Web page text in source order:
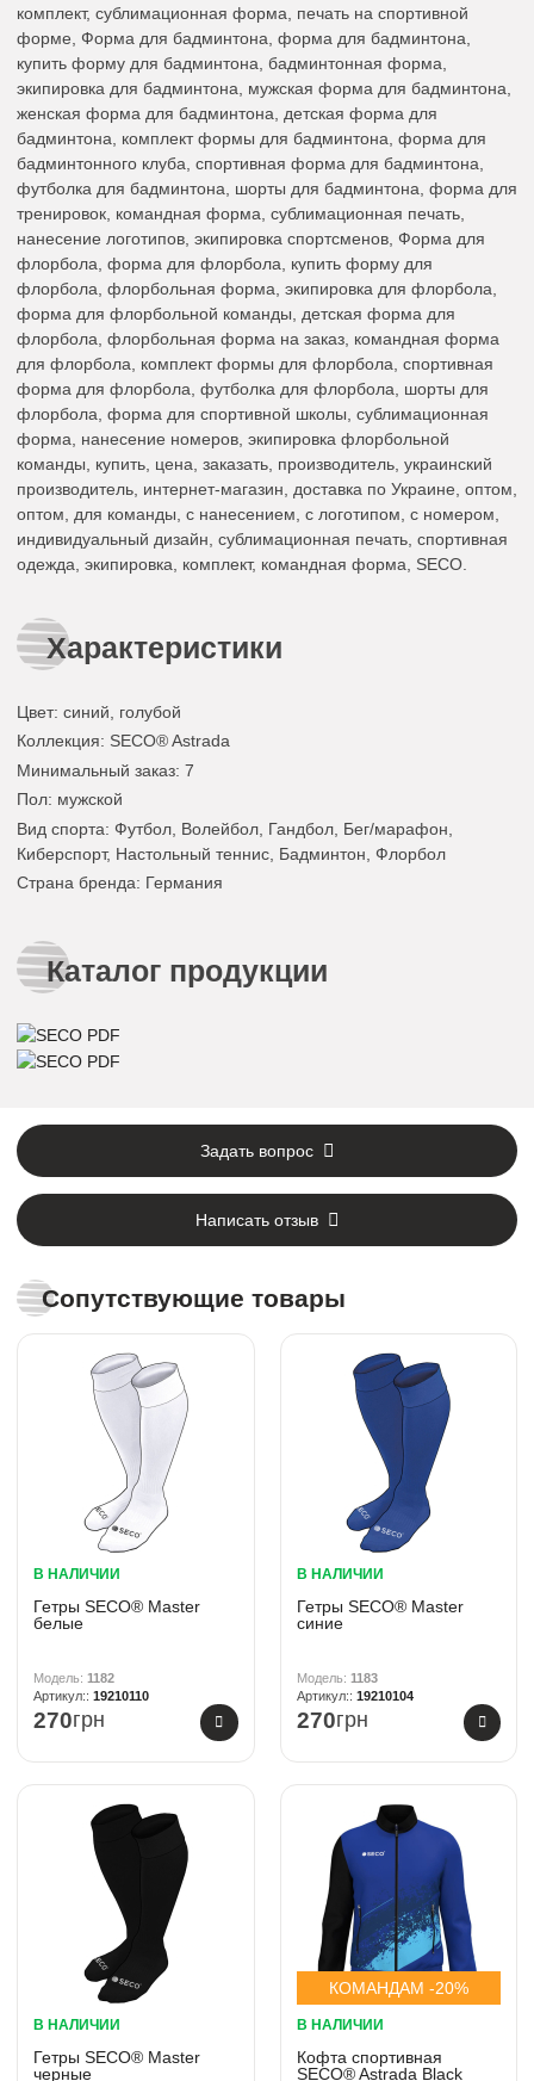
комплект, сублимационная форма, печать на спортивной
форме, Форма для бадминтона, форма для бадминтона,
купить форму для бадминтона, бадминтонная форма,
экипировка для бадминтона, мужская форма для бадминтона,
женская форма для бадминтона, детская форма для
бадминтона, комплект формы для бадминтона, форма для
бадминтонного клуба, спортивная форма для бадминтона,
футболка для бадминтона, шорты для бадминтона, форма для
тренировок, командная форма, сублимационная печать,
нанесение логотипов, экипировка спортсменов, Форма для
флорбола, форма для флорбола, купить форму для
флорбола, флорбольная форма, экипировка для флорбола,
форма для флорбольной команды, детская форма для
флорбола, флорбольная форма на заказ, командная форма
для флорбола, комплект формы для флорбола, спортивная
форма для флорбола, футболка для флорбола, шорты для
флорбола, форма для спортивной школы, сублимационная
форма, нанесение номеров, экипировка флорбольной
команды, купить, цена, заказать, производитель, украинский
производитель, интернет-магазин, доставка по Украине, оптом,
оптом, для команды, с нанесением, с логотипом, с номером,
индивидуальный дизайн, сублимационная печать, спортивная
одежда, экипировка, комплект, командная форма, SECO.
Характеристики
Цвет: синий
голубой
Коллекция: SECO® Astrada
Минимальный заказ: 7
Пол: мужской
Вид спорта: Футбол, Волейбол, Гандбол, Бег/марафон,
Киберспорт, Настольный теннис, Бадминтон, Флорбол
Страна бренда: Германия
Каталог продукции
Задать вопрос
Написать отзыв
Сопутствующие товары
В НАЛИЧИИ
Гетры SECO® Master
белые
1182
19210110
270грн
В НАЛИЧИИ
Гетры SECO® Master
синие
1183
19210104
270грн
В НАЛИЧИИ
Гетры SECO® Master
черные
КОМАНДАМ -20%
В НАЛИЧИИ
Кофта спортивная
SECO® Astrada Black